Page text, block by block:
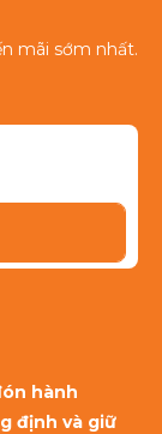
mãi sớm nhất.
hành
định và giữ